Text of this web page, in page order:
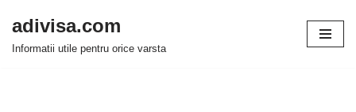
Sari
adivisa.com
Informatii utile pentru orice varsta